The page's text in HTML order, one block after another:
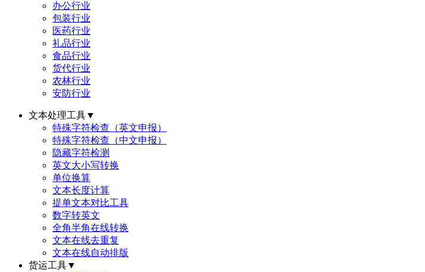
办公行业
包装行业
医药行业
礼品行业
食品行业
货代行业
农林行业
安防行业
文本处理工具▼
特殊字符检查（英文申报）
特殊字符检查（中文申报）
隐藏字符检测
英文大小写转换
单位换算
文本长度计算
提单文本对比工具
数字转英文
全角半角在线转换
文本在线去重复
文本在线自动排版
货运工具▼